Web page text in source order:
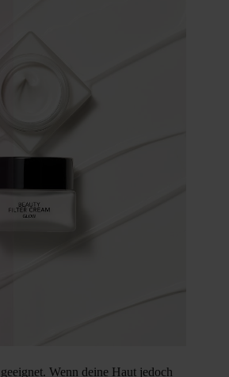
Wenn deine Haut jedoch